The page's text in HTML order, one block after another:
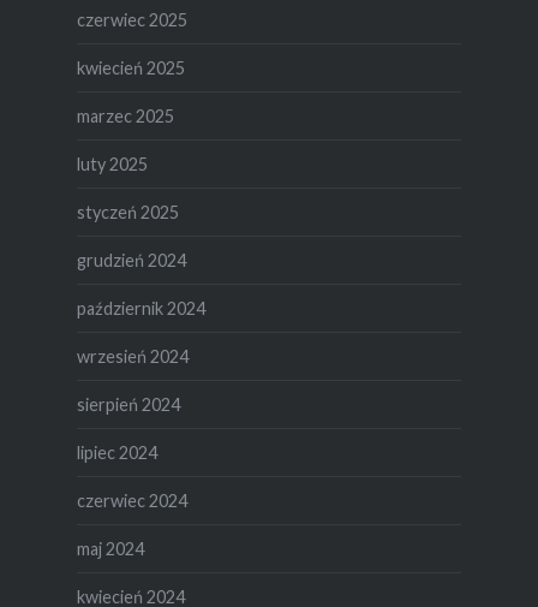
czerwiec 2025
kwiecień 2025
marzec 2025
luty 2025
styczeń 2025
grudzień 2024
październik 2024
wrzesień 2024
sierpień 2024
lipiec 2024
czerwiec 2024
maj 2024
kwiecień 2024